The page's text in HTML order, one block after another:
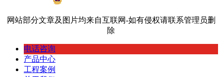
网站部分文章及图片均来自互联网-如有侵权请联系管理员删
除
电话咨询
产品中心
工程案例